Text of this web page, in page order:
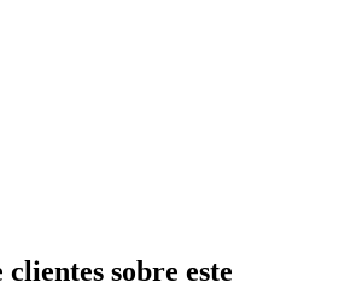
sobre este